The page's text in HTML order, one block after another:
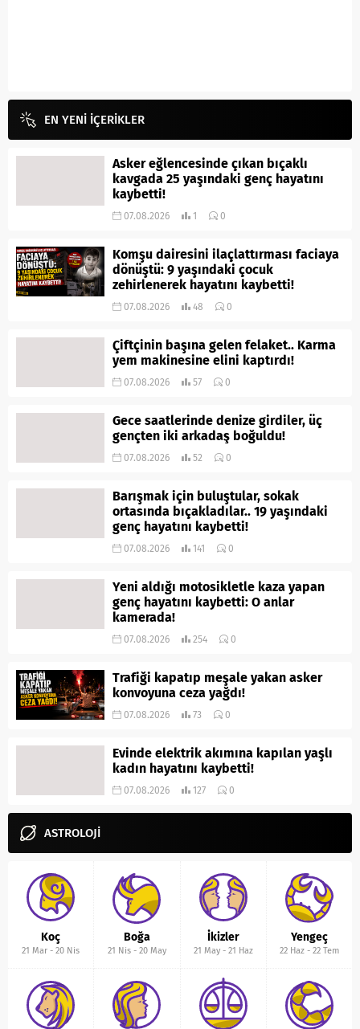
EN YENİ İÇERİKLER
Asker eğlencesinde çıkan bıçaklı
kavgada 25 yaşındaki genç hayatını
kaybetti!
07.08.2026 1 0
Komşu dairesini ilaçlattırması faciaya
dönüştü: 9 yaşındaki çocuk
zehirlenerek hayatını kaybetti!
07.08.2026 48 0
Çiftçinin başına gelen felaket.. Karma
yem makinesine elini kaptırdı!
07.08.2026 57 0
Gece saatlerinde denize girdiler, üç
gençten iki arkadaş boğuldu!
07.08.2026 52 0
Barışmak için buluştular, sokak
ortasında bıçakladılar.. 19 yaşındaki
genç hayatını kaybetti!
07.08.2026 141 0
Yeni aldığı motosikletle kaza yapan
genç hayatını kaybetti: O anlar
kamerada!
07.08.2026 254 0
Trafiği kapatıp meşale yakan asker
konvoyuna ceza yağdı!
07.08.2026 73 0
Evinde elektrik akımına kapılan yaşlı
kadın hayatını kaybetti!
07.08.2026 127 0
ASTROLOJİ
Koç
21 Mar -20 Nis
Boğa
21 Nis- 20 May
İkizler
21 May- 21 Haz
Yengeç
22 Haz- 22 Tem